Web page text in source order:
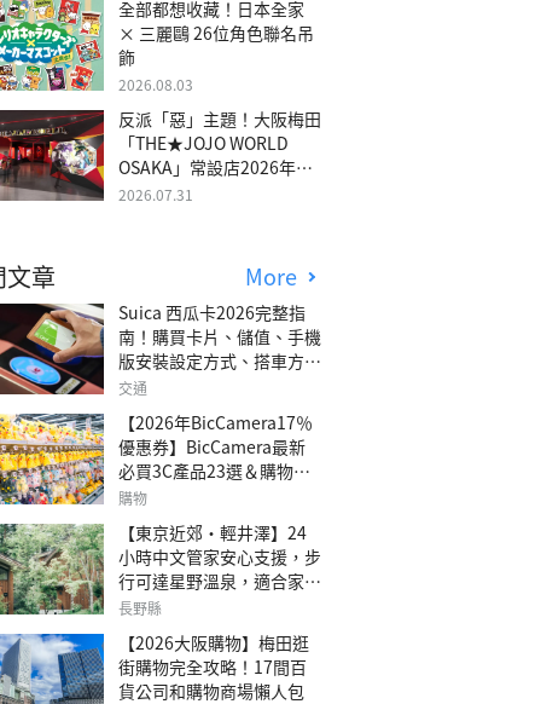
全部都想收藏！日本全家
× 三麗鷗 26位角色聯名吊
飾
2026.08.03
反派「惡」主題！大阪梅田
「THE★JOJO WORLD
OSAKA」常設店2026年冬
季開幕
2026.07.31
章 More
Suica 西瓜卡2026完整指
南！購買卡片、儲值、手機
版安裝設定方式、搭車方
法、常見問題解答！
交通
【2026年BicCamera17％
優惠券】BicCamera最新
必買3C產品23選＆購物攻
略
購物
【東京近郊・輕井澤】24
小時中文管家安心支援，步
行可達星野溫泉，適合家庭
旅行、三代同遊與紀念日的
澤森四季VILLA」
長野縣
【2026大阪購物】梅田逛
街購物完全攻略！17間百
貨公司和購物商場懶人包